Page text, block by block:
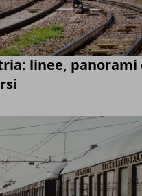
linee, panorami